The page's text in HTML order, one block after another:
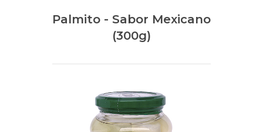
Palmito - Sabor Mexicano
(300g)